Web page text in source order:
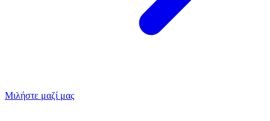
Μιλήστε μαζί μας